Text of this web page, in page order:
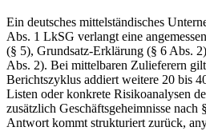
Ein deutsches mittelständisches
Abs. 1 LkSG verlangt eine
(§ 5), Grundsatz-Erklärung (§ 6 Abs.
Abs. 2). Bei mittelbaren Zulieferern
Berichtszyklus addiert weitere 20 bis
Listen oder konkrete Risikoanalysen
zusätzlich Geschäftsgeheimnisse
Antwort kommt strukturiert zurück,